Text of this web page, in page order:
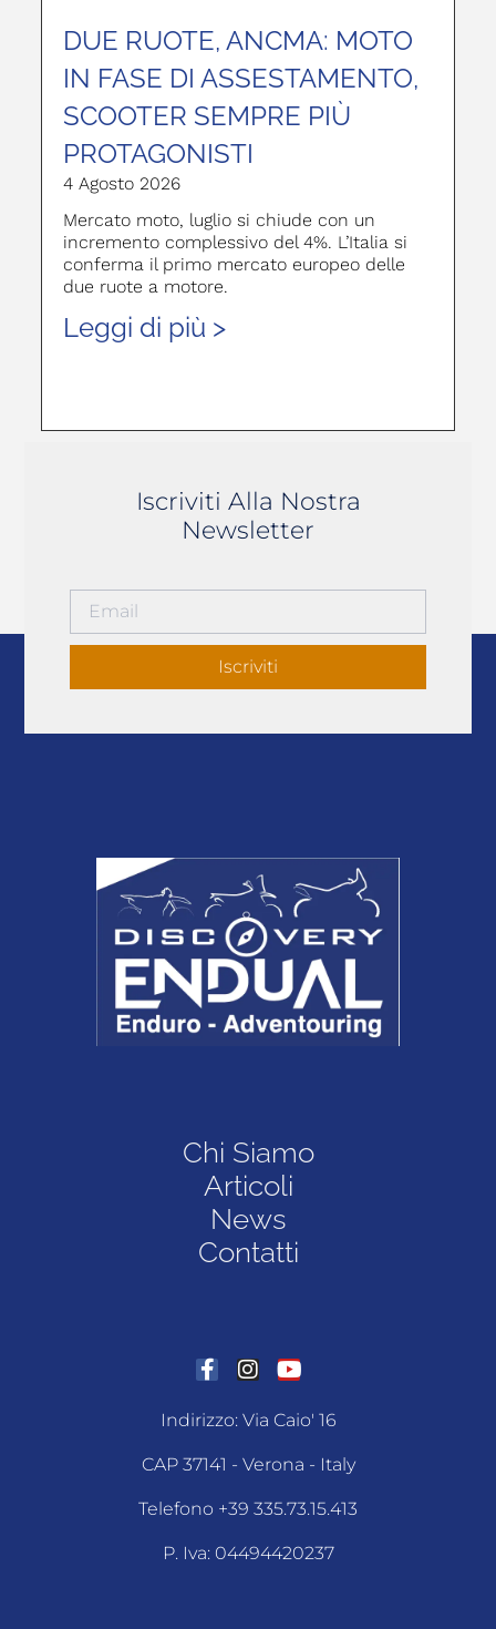
DUE RUOTE, ANCMA: MOTO
IN FASE DI ASSESTAMENTO,
SCOOTER SEMPRE PIÙ
PROTAGONISTI
4 Agosto 2026
Mercato moto, luglio si chiude con un
incremento complessivo del 4%. L’Italia si
conferma il primo mercato europeo delle
due ruote a motore.
Leggi di più >
Iscriviti Alla Nostra
Newsletter
Iscriviti
Chi Siamo
Articoli
News
Contatti
Indirizzo: Via Caio' 16
CAP 37141 - Verona - Italy
Telefono +39 335.73.15.413
P. Iva: 04494420237